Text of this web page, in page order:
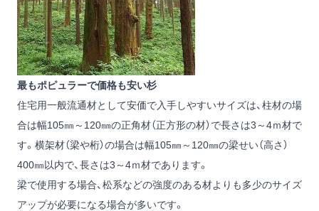
最もポピュラーで価格も安い杉
住宅用一般流通材として安価で入手しやすいサイズは、柱材の場
合は幅105㎜～120㎜の正角材（正方形の材）で長さは3～4ｍ材で
す。横架材（梁や桁）の場合は幅105㎜～120㎜の梁せい（高さ）
400㎜以内で、長さは3～4ｍ材であります。
梁で使用する場合、松系などの強度のある材よりも多少のサイズ
アップが必要になる場合が多いです。